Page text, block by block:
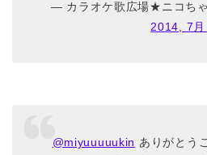
— カラオケ歌広場★ニコち
2014, 7月
@miyuuuuukin ありがとう